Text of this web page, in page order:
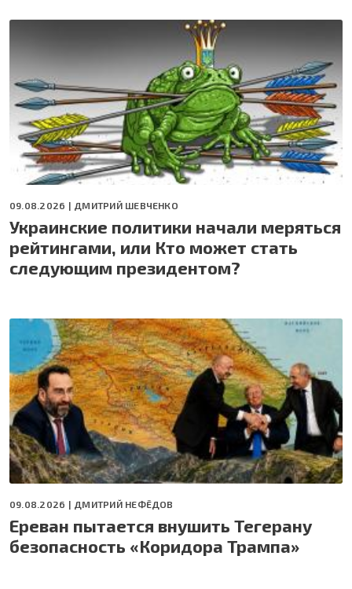
09.08.2026 | ДМИТРИЙ ШЕВЧЕНКО
Украинские политики начали меряться
рейтингами, или Кто может стать
следующим президентом?
09.08.2026 | ДМИТРИЙ НЕФЁДОВ
Ереван пытается внушить Тегерану
безопасность «Коридора Трампа»